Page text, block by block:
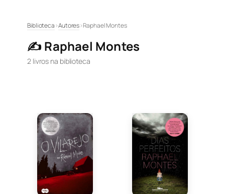
conteúdo
Biblioteca›Autores›Raphael Montes
✍️ Raphael Montes
2 livros na biblioteca